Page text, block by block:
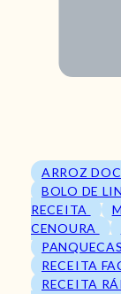
ARROZ
BOLO DE
RECEITA
CENOURA
RECEITA
RECEITA